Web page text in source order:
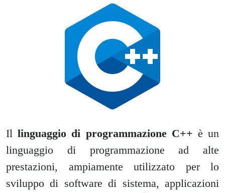
Illinguaggio di programmazione C++ è un
linguaggio di programmazione ad alte
prestazioni, ampiamente utilizzato per lo
sviluppo di software di sistema, applicazioni